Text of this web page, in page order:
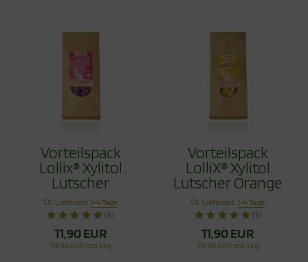
Vorteilspack
Lollix® Xylitol
Lutscher
Erdbeere 100g
Lieferzeit:1-4 Tage
(5)
11,90 EUR
118,98 EUR pro 1 kg
Vorteilspack
LolliX® Xylitol
Lutscher Orange
100g
Lieferzeit:1-4 Tage
(1)
11,90 EUR
118,98 EUR pro 1 kg